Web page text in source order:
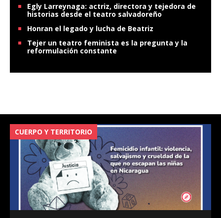
Egly Larreynaga: actriz, directora y tejedora de
historias desde el teatro salvadoreño
Honran el legado y lucha de Beatriz
Tejer un teatro feminista es la pregunta y la
reformulación constante
CUERPO Y TERRITORIO